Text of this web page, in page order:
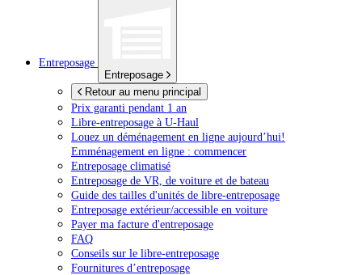
Entreposage
Entreposage
Retour au menu principal
Prix garanti pendant 1 an
Libre-entreposage à U-Haul
Louez un déménagement en ligne aujourd’hui!
Emménagement en ligne : commencer
Entreposage climatisé
Entreposage de VR, de voiture et de bateau
Guide des tailles d'unités de libre-entreposage
Entreposage extérieur/accessible en voiture
Payer ma facture d'entreposage
FAQ
Conseils sur le libre-entreposage
Fournitures d’entreposage